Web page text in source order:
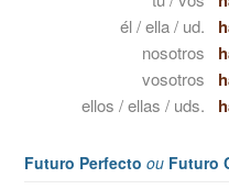
él / ella / ud.
nosotros
vosotros
ellos / ellas / uds.
Futuro Perfecto ou Futuro